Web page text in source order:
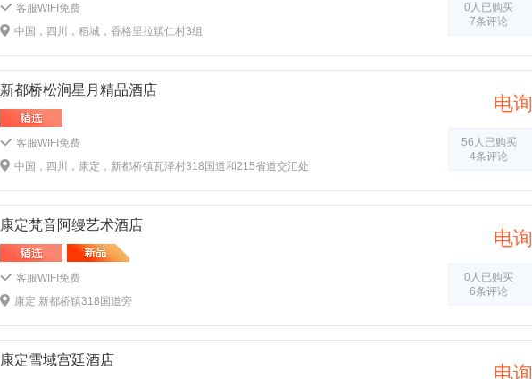
客服WIFI免费
中国，四川，稻城，香格里拉镇仁村3组
0人已购买
7条评论
新都桥松涧星月精品酒店
客服WIFI免费
中国，四川，康定，新都桥镇瓦泽村318国道和215省道交汇处
电询
56人已购买
4条评论
康定梵音阿缦艺术酒店
客服WIFI免费
康定 新都桥镇318国道旁
电询
0人已购买
6条评论
康定雪域宫廷酒店
电询